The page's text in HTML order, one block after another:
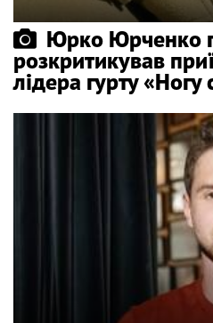
Юрко Юрченко
розкритикував
лідера гурту «Ногу